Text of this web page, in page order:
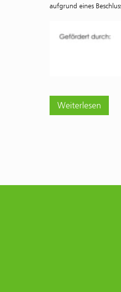
aufgrund eines
Weiterlesen